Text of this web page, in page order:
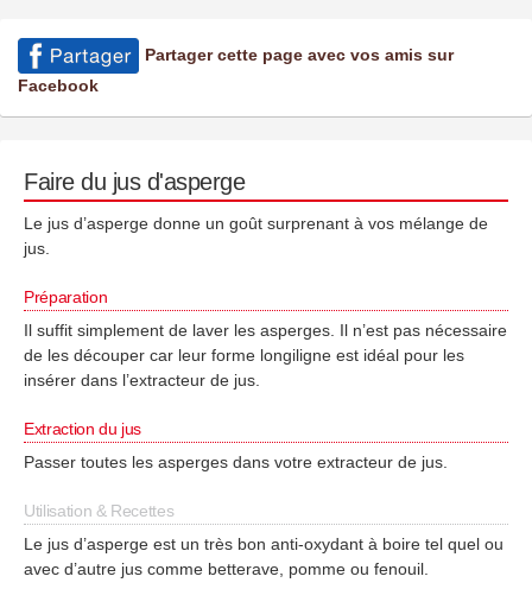
Partager cette page avec vos amis sur
Facebook
Faire du jus d'asperge
Le jus d’asperge donne un goût surprenant à vos mélange de
jus.
Préparation
Il suffit simplement de laver les asperges. Il n’est pas nécessaire
de les découper car leur forme longiligne est idéal pour les
insérer dans l’extracteur de jus.
Extraction du jus
Passer toutes les asperges dans votre extracteur de jus.
Utilisation & Recettes
Le jus d’asperge est un très bon anti-oxydant à boire tel quel ou
avec d’autre jus comme betterave, pomme ou fenouil.